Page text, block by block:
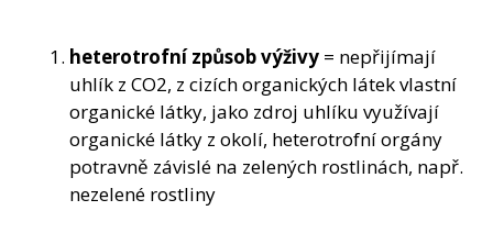
heterotrofní způsob výživy = nepřijímají
uhlík z CO2, z cizích organických látek vlastní
organické látky, jako zdroj uhlíku využívají
organické látky z okolí, heterotrofní orgány
potravně závislé na zelených rostlinách, např.
nezelené rostliny